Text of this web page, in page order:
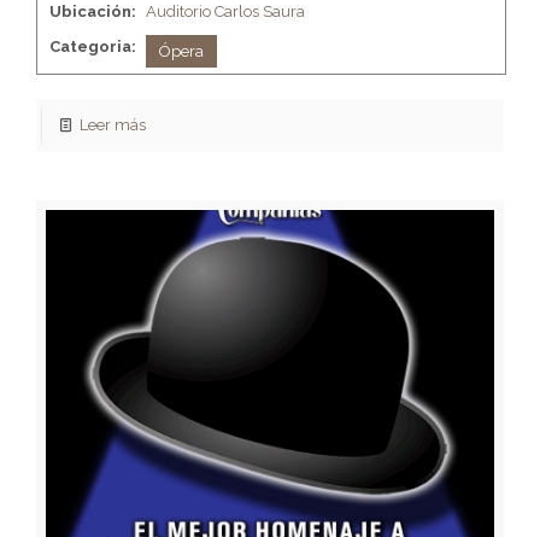
Ubicación: Auditorio Carlos Saura
Categoria:
Ópera
Leer más